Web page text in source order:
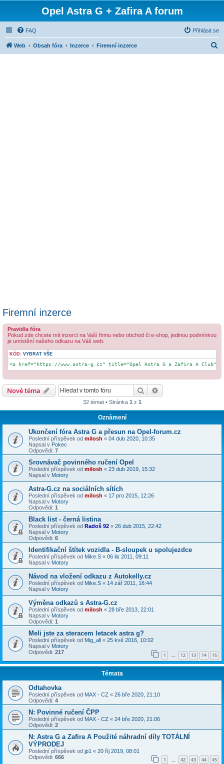
Opel Astra G + Zafira A forum
FAQ Přihlásit se
Web Obsah fóra Inzerce Firemní inzerce
Firemní inzerce
Pravidla fóra
Pokud zde chcete mít inzerci na Vaší firmu nebo obchod či e-shop, jedinou podmínkou
je umístění našeho odkazu na Váš web.
KÓD: VYBRAT VŠE
<a href="https://www.astra-g.cz" title="Opel Astra G a Zafira A
Nové téma Hledat
32 témat • Stránka 1 z 1
Oznámení
Ukončení fóra Astra G a přesun na Opel-forum.cz
Poslední příspěvek od milosh « 04 dub 2020, 10:35
Napsal v Pokec
Odpovědi: 7
Srovnávač povinného ručení Opel
Poslední příspěvek od milosh « 23 dub 2019, 15:32
Napsal v Motory
Astra-G.cz na sociálních sítích
Poslední příspěvek od milosh « 17 pro 2015, 12:26
Napsal v Motory
Odpovědi: 1
Black list - černá listina
Poslední příspěvek od Radoš 92 « 26 dub 2015, 22:42
Napsal v Motory
Odpovědi: 6
Identifikační štítek vozidla - B-sloupek u spolujezdce
Poslední příspěvek od Mike.S « 06 lis 2011, 09:11
Napsal v Motory
Návod na vložení odkazu z Autokelly.cz
Poslední příspěvek od Mike.S « 14 zář 2011, 16:44
Napsal v Motory
Výměna odkazů s Astra-G.cz
Poslední příspěvek od milosh « 28 bře 2013, 22:01
Napsal v Motory
Odpovědi: 1
Meli jste za steracem letacek astra g?
Poslední příspěvek od Mig_all « 25 kvě 2016, 10:02
Napsal v Motory
Odpovědi: 217 1 … 12 13 14 15
Témata
Odtahovka
Poslední příspěvek od MAX - CZ « 26 bře 2020, 21:10
Odpovědi: 4
N: Povinné ručení ČPP
Poslední příspěvek od MAX - CZ « 24 bře 2020, 21:06
Odpovědi: 2
N: Astra G a Zafira A Použité náhradní díly TOTÁLNÍ
VÝPRODEJ
Poslední příspěvek od jp1 « 20 říj 2019, 08:01
Odpovědi: 666 1 42 43 44 45